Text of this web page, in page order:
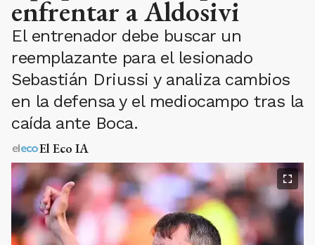
enfrentar a Aldosivi
El entrenador debe buscar un
reemplazante para el lesionado
Sebastián Driussi y analiza cambios
en la defensa y el mediocampo tras la
caída ante Boca.
El Eco IA